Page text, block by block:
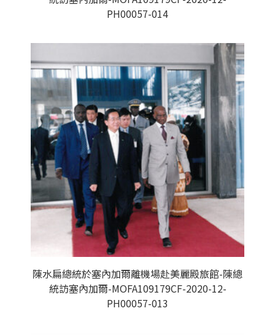
PH00057-014
陳水扁總統於塞內加爾離機場赴美麗殿旅館-陳總
統訪塞內加爾-MOFA109179CF-2020-12-
PH00057-013